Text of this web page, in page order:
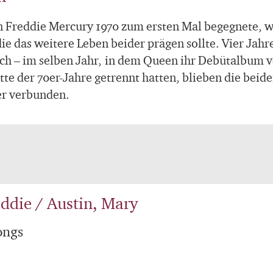
Mercury 1970 zum ersten Mal begegnete,
das weitere Leben beider prägen sollte. Vier
– im selben Jahr, in dem Queen ihr Debütalbum
der 70er-Jahre getrennt hatten, blieben die
verbunden.
/ Austin, Mary